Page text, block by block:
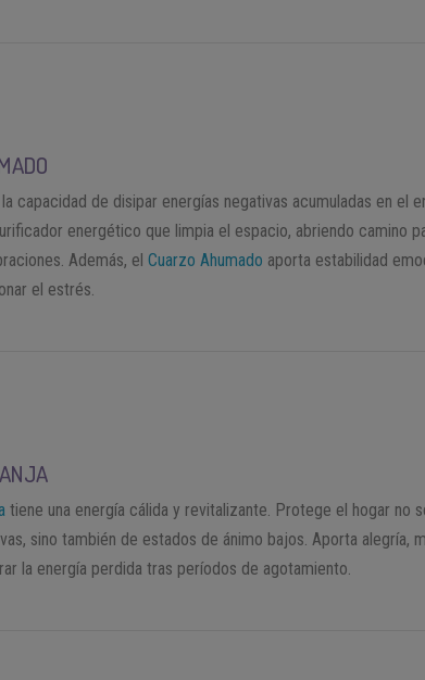
capacidad de disipar energías negativas acumuladas en el
energético que limpia el espacio, abriendo camino
Además, elCuarzo Ahumado aporta estabilidad
el estrés.
tiene una energía cálida y revitalizante. Protege el hogar no
sino también de estados de ánimo bajos. Aporta alegría,
la energía perdida tras períodos de agotamiento.